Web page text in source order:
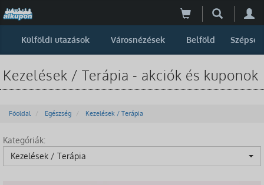
Külföldi utazások Városnézések Belföld Szépség
Kezelések / Terápia - akciók és kuponok
Főoldal Egészség Kezelések / Terápia
Kategóriák:
Kezelések / Terápia